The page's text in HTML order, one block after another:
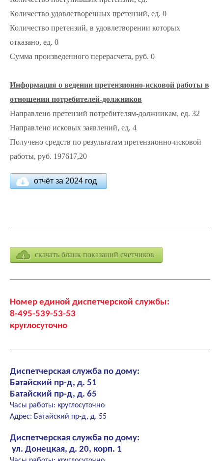
Количество удовлетворенных претензий, ед. 0
Количество претензий, в удовлетворении которых
отказано, ед. 0
Сумма произведенного перерасчета, руб. 0
Информация о ведении претензионно-исковой работы в
отношении потребителей-должников
Направлено претензий потребителям-должникам, ед. 32
Направлено исковых заявлений, ед. 4
Получено средств по результатам претензионно-исковой
работы, руб. 197617,20
отчёт за 2024 год
скачать бланк показаний счетчиков
Номер единой диспетчерской службы:
8-495-539-53-53
круглосуточно
Диспетчерская служба по дому:
Батайский пр-д, д. 51
Батайский пр-д, д. 65
Часы работы: круглосуточно
Адрес: Батайский пр-д, д. 55
Диспетчерская служба по дому:
ул. Донецкая, д. 20, корп. 1